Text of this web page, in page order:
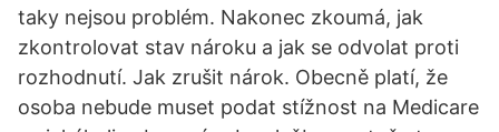
taky nejsou problém. Nakonec zkoumá, jak
zkontrolovat stav nároku a jak se odvolat proti
rozhodnutí. Jak zrušit nárok. Obecně platí, že
osoba nebude muset podat stížnost na Medicare